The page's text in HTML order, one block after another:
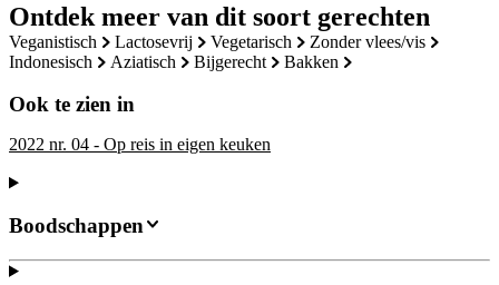
Ontdek meer van dit soort gerechten
veganistisch lactosevrij vegetarisch
zonder vlees/vis
indonesisch
aziatisch bijgerecht bakken
Ook te zien in
2022 nr. 04 - Op reis in eigen keuken
Boodschappen